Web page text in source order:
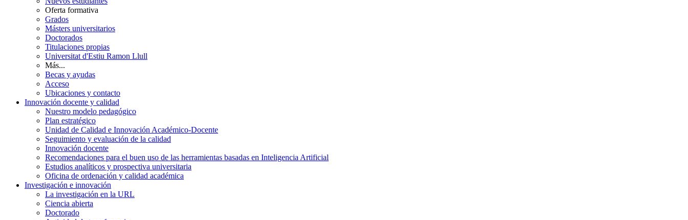
Oferta formativa
Grados
Másters universitarios
Doctorados
Titulaciones propias
Universitat d'Estiu Ramon Llull
Más...
Becas y ayudas
Acceso
Ubicaciones y contacto
Innovación docente y calidad
Nuestro modelo pedagógico
Plan estratégico
Unidad de Calidad e Innovación Académico-Docente
Seguimiento y evaluación de la calidad
Innovación docente
Recomendaciones para el buen uso de las herramientas basadas en Inteligencia Artificial
Estudios analíticos y prospectiva universitaria
Oficina de ordenación y calidad académica
Investigación e innovación
La investigación en la URL
Ciencia abierta
Doctorado